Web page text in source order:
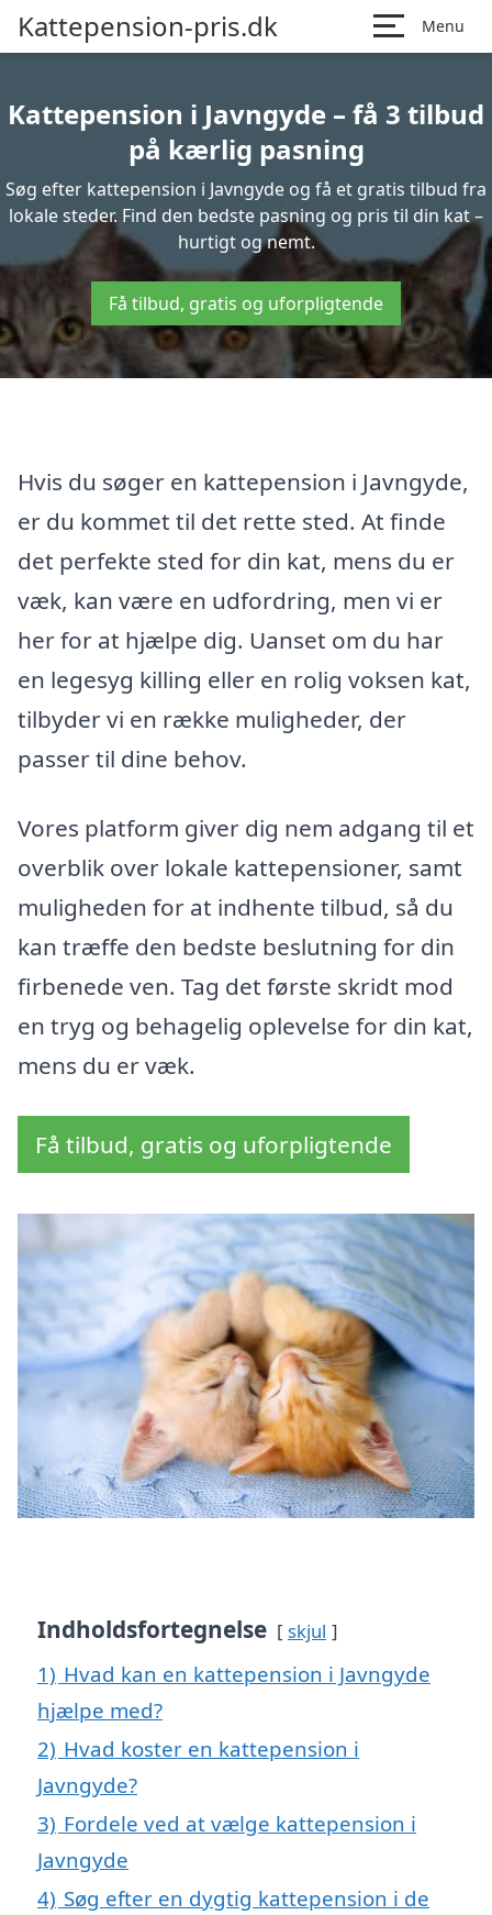
Kattepension-pris.dk Menu
Kattepension i Javngyde – få 3 tilbud
på kærlig pasning
Søg efter kattepension i Javngyde og få et gratis tilbud fra
lokale steder. Find den bedste pasning og pris til din kat –
hurtigt og nemt.
Få tilbud, gratis og uforpligtende
Hvis du søger en kattepension i Javngyde,
er du kommet til det rette sted. At finde
det perfekte sted for din kat, mens du er
væk, kan være en udfordring, men vi er
her for at hjælpe dig. Uanset om du har
en legesyg killing eller en rolig voksen kat,
tilbyder vi en række muligheder, der
passer til dine behov.
Vores platform giver dig nem adgang til et
overblik over lokale kattepensioner, samt
muligheden for at indhente tilbud, så du
kan træffe den bedste beslutning for din
firbenede ven. Tag det første skridt mod
en tryg og behagelig oplevelse for din kat,
mens du er væk.
Få tilbud, gratis og uforpligtende
Indholdsfortegnelse skjul
1) Hvad kan en kattepension i Javngyde
hjælpe med?
2) Hvad koster en kattepension i
Javngyde?
3) Fordele ved at vælge kattepension i
Javngyde
4) Søg efter en dygtig kattepension i de